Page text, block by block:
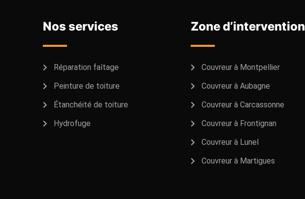
Nos services
Réparation faîtage
Peinture de toiture
Étanchéité de toiture
Hydrofuge
Zone d’intervention
Couvreur à Montpellier
Couvreur à Aubagne
Couvreur à Carcassonne
Couvreur à Frontignan
Couvreur à Lunel
Couvreur à Martigues